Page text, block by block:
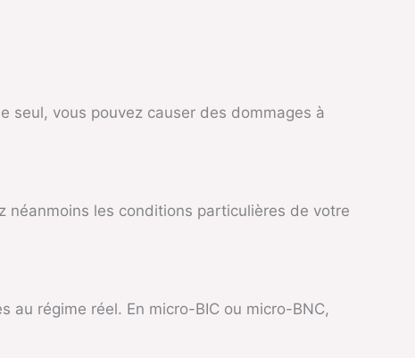
seul, vous pouvez causer des dommages à
néanmoins les conditions particulières de votre
au régime réel. En micro-BIC ou micro-BNC,